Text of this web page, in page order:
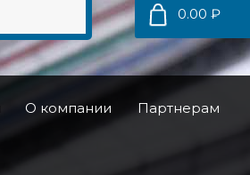
0.00 ₽
О компании Партнерам